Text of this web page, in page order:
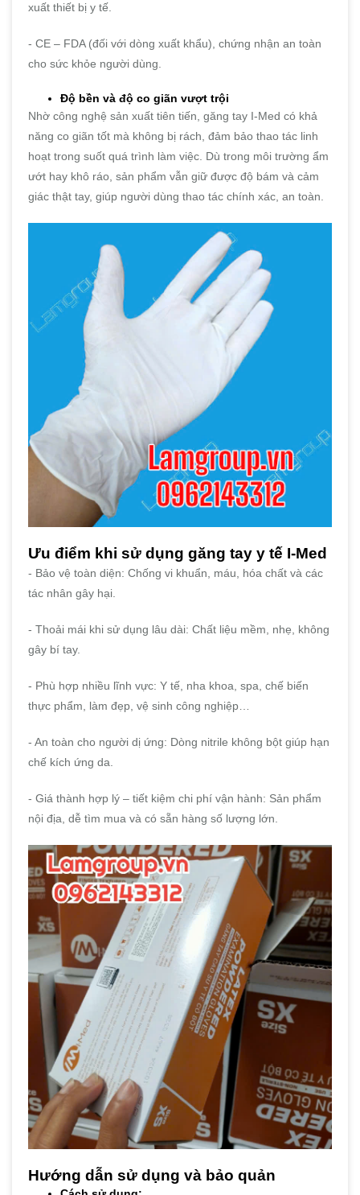
xuất thiết bị y tế.
- CE – FDA (đối với dòng xuất khẩu), chứng nhận an toàn
cho sức khỏe người dùng.
Độ bền và độ co giãn vượt trội
Nhờ công nghệ sản xuất tiên tiến, găng tay I-Med có khả
năng co giãn tốt mà không bị rách, đảm bảo thao tác linh
hoạt trong suốt quá trình làm việc. Dù trong môi trường ẩm
ướt hay khô ráo, sản phẩm vẫn giữ được độ bám và cảm
giác thật tay, giúp người dùng thao tác chính xác, an toàn.
Ưu điểm khi sử dụng găng tay y tế I-Med
- Bảo vệ toàn diện: Chống vi khuẩn, máu, hóa chất và các
tác nhân gây hại.
- Thoải mái khi sử dụng lâu dài: Chất liệu mềm, nhẹ, không
gây bí tay.
- Phù hợp nhiều lĩnh vực: Y tế, nha khoa, spa, chế biến
thực phẩm, làm đẹp, vệ sinh công nghiệp…
- An toàn cho người dị ứng: Dòng nitrile không bột giúp hạn
chế kích ứng da.
- Giá thành hợp lý – tiết kiệm chi phí vận hành: Sản phẩm
nội địa, dễ tìm mua và có sẵn hàng số lượng lớn.
Hướng dẫn sử dụng và bảo quản